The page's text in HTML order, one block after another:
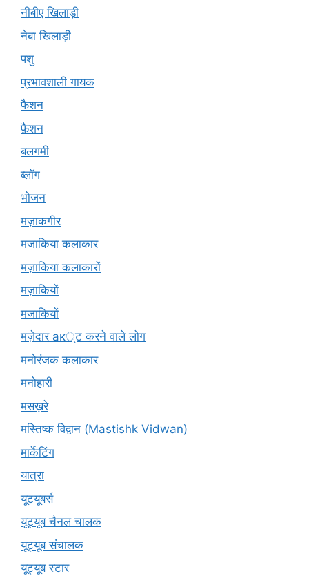
नीबीए खिलाड़ी
नेबा खिलाड़ी
पशु
प्रभावशाली गायक
फैशन
फ़ैशन
बलगमी
ब्लॉग
भोजन
मज़ाकगीर
मजाकिया कलाकार
मज़ाकिया कलाकारों
मज़ाकियों
मजाकियों
मज़ेदार ак्ट करने वाले लोग
मनोरंजक कलाकार
मनोहारी
मसख़रे
मस्तिष्क विद्वान (Mastishk Vidwan)
मार्केटिंग
यात्रा
यूटयूबर्स
यूट्यूब चैनल चालक
यूट्यूब संचालक
यूट्यूब स्टार